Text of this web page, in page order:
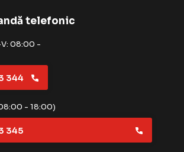
telefonic
08:00 -
344
- 18:00)
345